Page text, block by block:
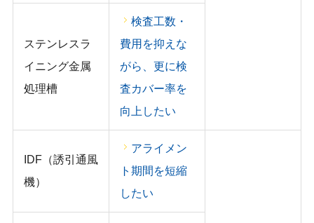
ステンレスラ
イニング金属
処理槽
検査工数・
費用を抑えな
がら、更に検
査カバー率を
向上したい
IDF（誘引通風
機）
アライメン
ト期間を短縮
したい